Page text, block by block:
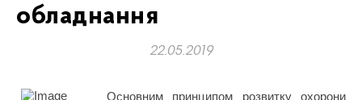
обладнання
22.05.2019
Основним принципом розвитку охорони